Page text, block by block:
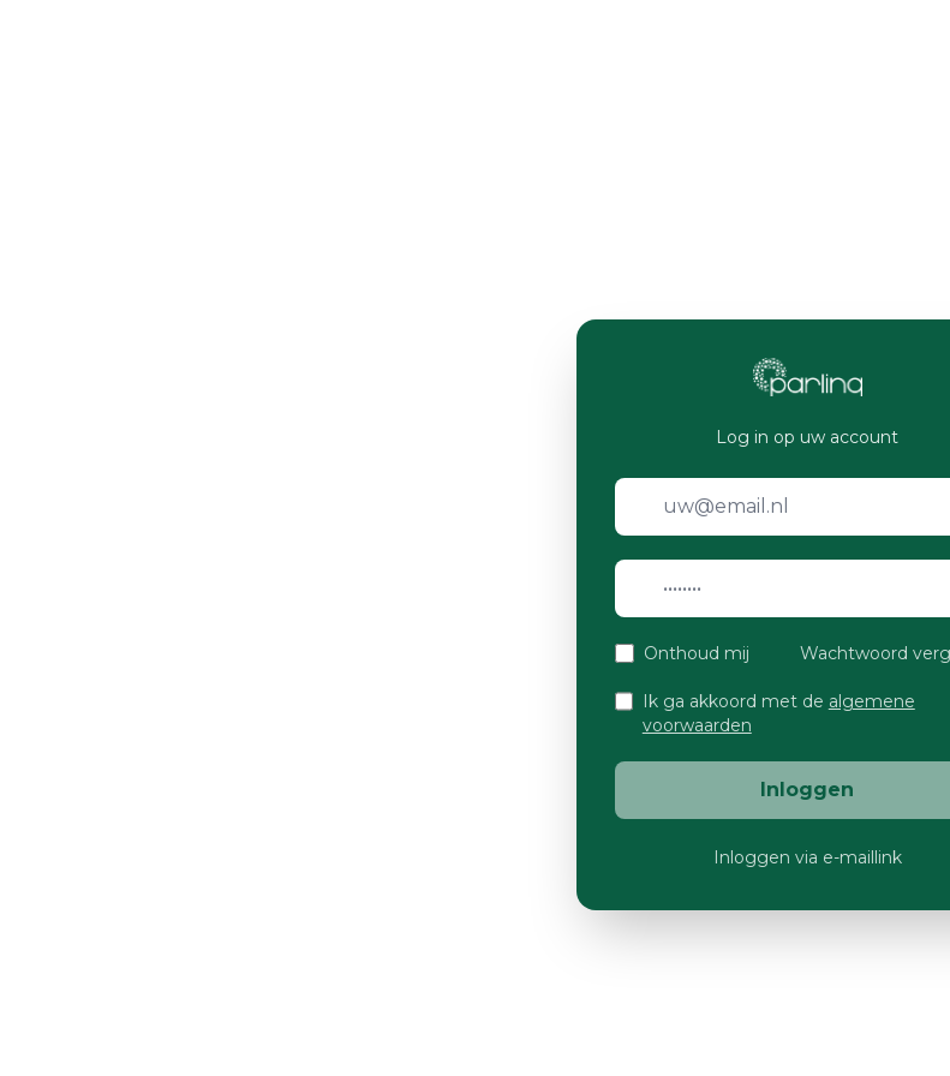
Log in op uw account
Onthoud mij Wachtwoord
Ik ga akkoord met de algemene
voorwaarden
Inloggen
Inloggen via e-maillink